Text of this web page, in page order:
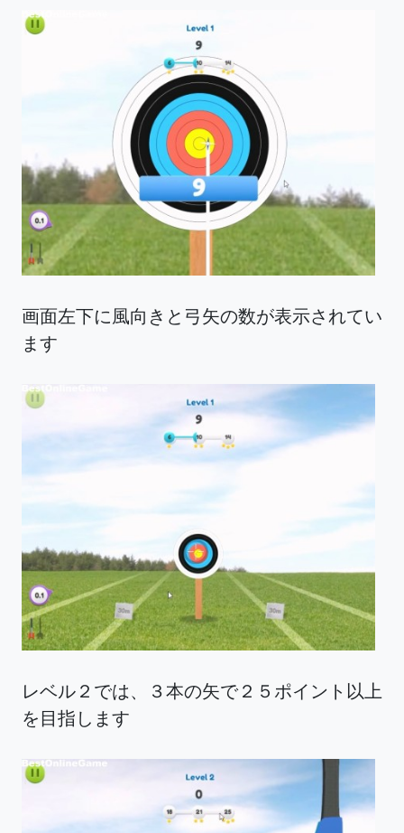
画面左下に風向きと弓矢の数が表示されてい
ます
レベル２では、３本の矢で２５ポイント以上
を目指します